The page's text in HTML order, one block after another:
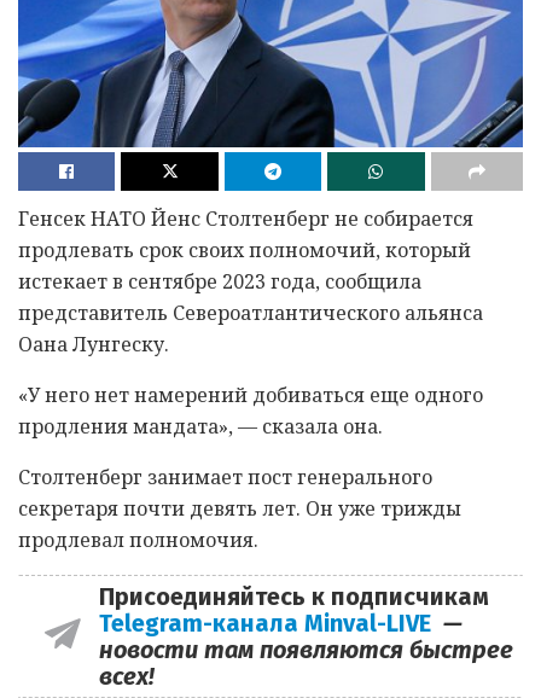
Генсек НАТО Йенс Столтенберг не собирается
продлевать срок своих полномочий, который
истекает в сентябре 2023 года, сообщила
представитель Североатлантического альянса
Оана Лунгеску.
«У него нет намерений добиваться еще одного
продления мандата», — сказала она.
Столтенберг занимает пост генерального
секретаря почти девять лет. Он уже трижды
продлевал полномочия.
Присоединяйтесь к подписчикам
Telegram-канала Minval-LIVE —
новости там появляются быстрее
всех!